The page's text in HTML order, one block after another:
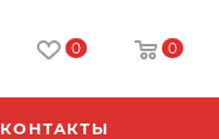
0 0
КОНТАКТЫ